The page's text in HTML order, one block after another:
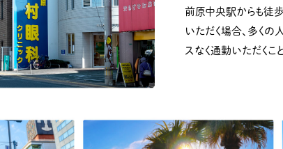
前原中央駅からも徒
いただく場合、多く
スなく通勤いただくこ